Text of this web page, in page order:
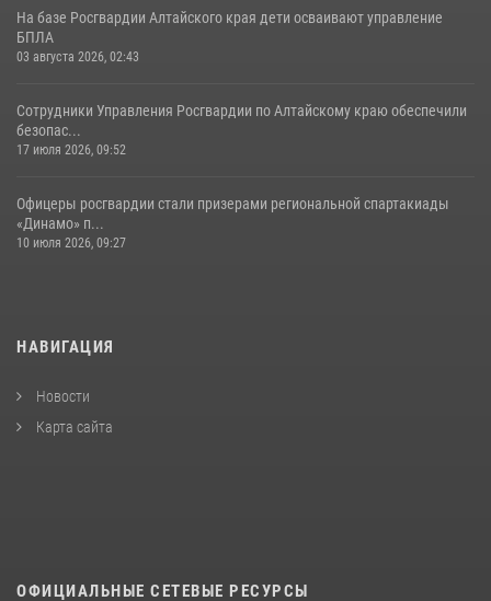
На базе Росгвардии Алтайского края дети осваивают управление
БПЛА
03 августа 2026, 02:43
Сотрудники Управления Росгвардии по Алтайскому краю обеспечили
безопас...
17 июля 2026, 09:52
Офицеры росгвардии стали призерами региональной спартакиады
«Динамо» п...
10 июля 2026, 09:27
НАВИГАЦИЯ
Новости
Карта сайта
ОФИЦИАЛЬНЫЕ СЕТЕВЫЕ РЕСУРСЫ